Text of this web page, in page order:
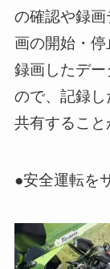
の確認や録
画の開始・停
録画したデ
ので、記録
共有すること
●安全運転を